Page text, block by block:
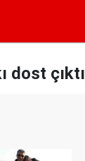
dost çıktı